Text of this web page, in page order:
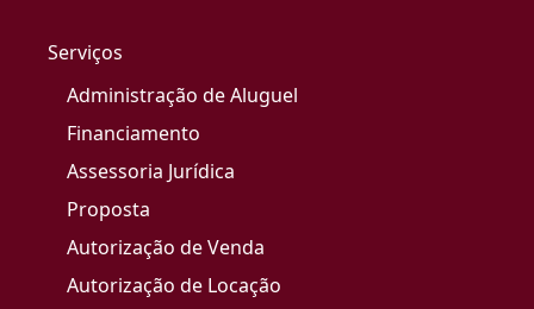
Serviços
Administração de Aluguel
Financiamento
Assessoria Jurídica
Proposta
Autorização de Venda
Autorização de Locação